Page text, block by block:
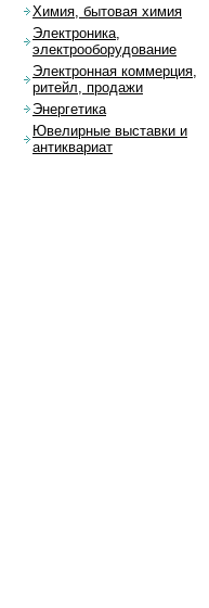
Химия, бытовая химия
Электроника,
электрооборудование
Электронная коммерция,
ритейл, продажи
Энергетика
Ювелирные выставки и
антиквариат